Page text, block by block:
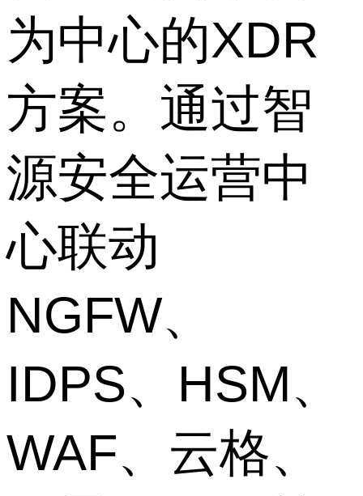
为中心的XDR
方案。通过智
源安全运营中
心联动
NGFW、
IDPS、HSM、
WAF、云格、